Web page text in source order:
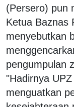
(Persero) pun
Ketua Baznas
menyebutkan
pengumpulan
"Hadirnya
menguatkan